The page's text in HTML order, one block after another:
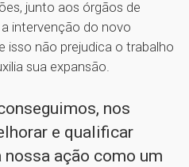
junto aos órgãos de
intervenção do novo
isso não prejudica o trabalho
sua expansão.
nos
e qualificar
ação como um